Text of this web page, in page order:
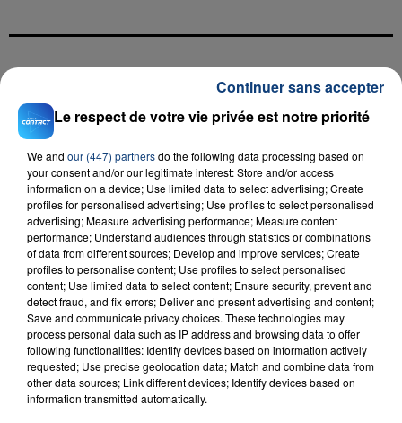
23 juillet 2026
INCENDIE MORTEL À LENS : UNE FEMME ET
SON BÉBÉ ENTRE LA VIE ET LA...
Un homme s'est immolé par le feu après avoir
aspergé sa compagne et leur bébé de trois mois
d'un liquide inflammable.
Le respect de votre vie privée est notre priorité
We and our (447) partnersdo the following data processing based on
your consent and/or our legitimate interest: Store and/or access
information on a device; Use limited data to select advertising; Create
profiles for personalised advertising; Use profiles to select personalised
advertising; Measure advertising performance; Measure content
performance; Understand audiences through statistics or combinations
of data from different sources; Develop and improve services; Create
profiles to personalise content; Use profiles to select personalised
content; Use limited data to select content; Ensure security, prevent and
detect fraud, and fix errors; Deliver and present advertising and content;
Save and communicate privacy choices. These technologies may
process personal data such as IP address and browsing data to offer
following functionalities: Identify devices based on information actively
requested; Use precise geolocation data; Match and combine data from
other data sources; Link different devices; Identify devices based on
information transmitted automatically.
Continuer sans accepter